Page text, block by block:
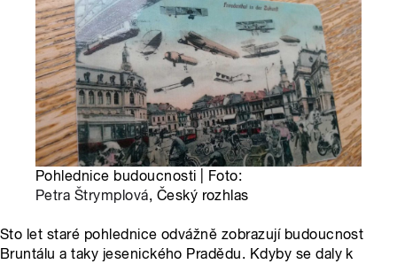
Pohlednice budoucnosti | Foto:
Petra Štrymplová, Český rozhlas
Sto let staré pohlednice odvážně zobrazují budoucnost
Bruntálu a taky jesenického Pradědu. Kdyby se daly k